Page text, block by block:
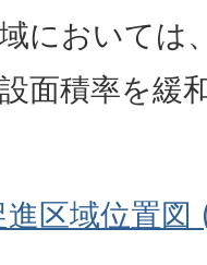
においては
面積率を緩
区域位置図